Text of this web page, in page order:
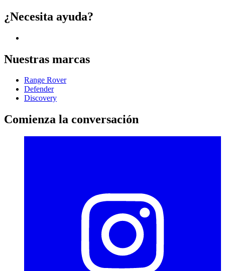
¿Necesita ayuda?
Nuestras marcas
Range Rover
Defender
Discovery
Comienza la conversación